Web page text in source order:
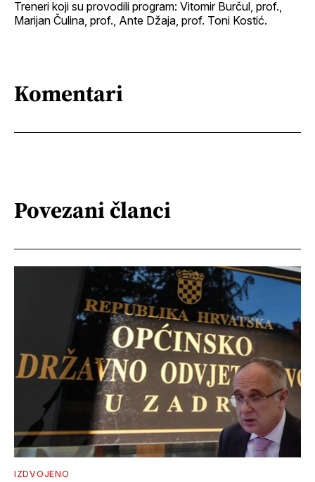
Treneri koji su provodili program: Vitomir Burčul, prof.,
Marijan Čulina, prof., Ante Džaja, prof. Toni Kostić.
Komentari
Povezani članci
IZDVOJENO